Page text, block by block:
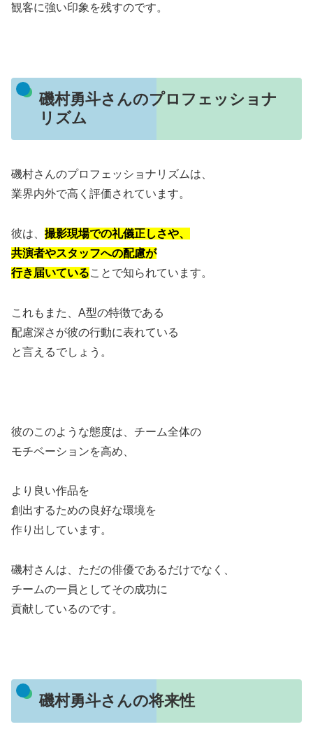
観客に強い印象を残すのです。
磯村勇斗さんのプロフェッショナ
リズム
磯村さんのプロフェッショナリズムは、
業界内外で高く評価されています。
彼は、 撮影現場での礼儀正しさや、
共演者やスタッフへの配慮が
行き届いていることで知られています。
これもまた、A型の特徴である
配慮深さが彼の行動に表れている
と言えるでしょう。
彼のこのような態度は、チーム全体の
モチベーションを高め、
より良い作品を
創出するための良好な環境を
作り出しています。
磯村さんは、ただの俳優であるだけでなく、
チームの一員としてその成功に
貢献しているのです。
磯村勇斗さんの将来性